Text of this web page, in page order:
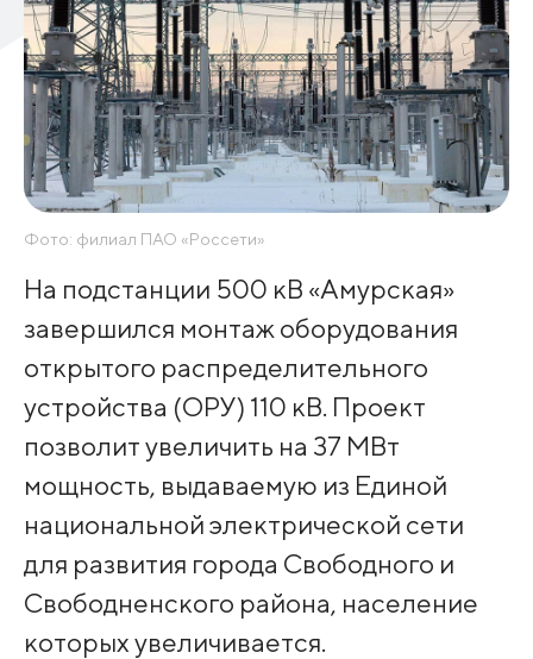
Фото: филиал ПАО «Россети»
На подстанции 500 кВ «Амурская»
завершился монтаж оборудования
открытого распределительного
устройства (ОРУ) 110 кВ. Проект
позволит увеличить на 37 МВт
мощность, выдаваемую из Единой
национальной электрической сети
для развития города Свободного и
Свободненского района, население
которых увеличивается.